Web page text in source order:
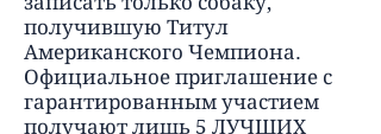
получившую Титул
Американского Чемпиона.
Официальное приглашение с
гарантированным участием
получают лишь 5 ЛУЧШИХ